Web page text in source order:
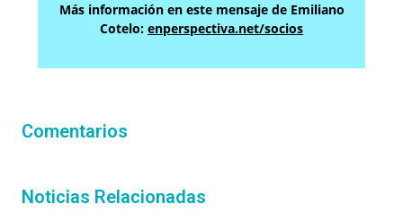
Más información en este mensaje de Emiliano
Cotelo: enperspectiva.net/socios
Comentarios
Noticias Relacionadas